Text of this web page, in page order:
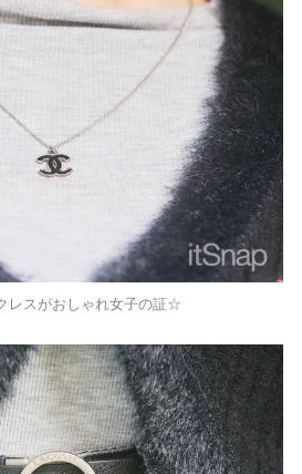
レスがおしゃれ女子の証☆